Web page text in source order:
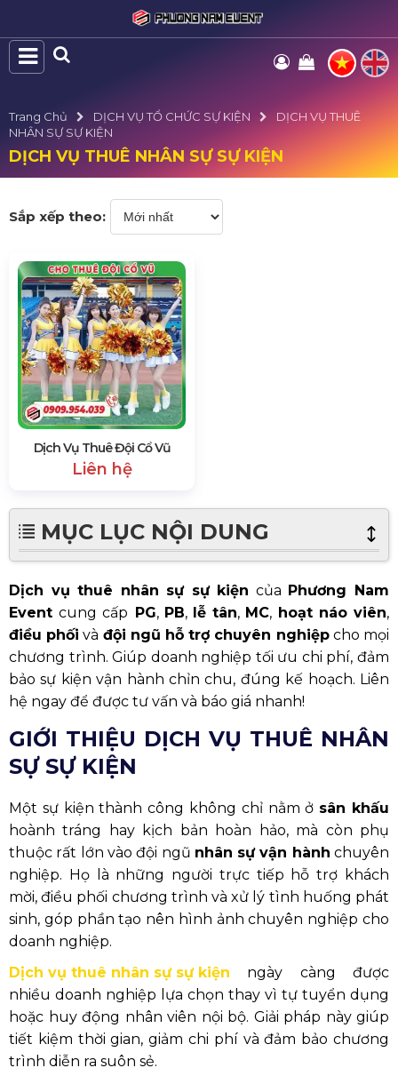
Trang Chủ DỊCH VỤ TỔ CHỨC SỰ KIỆN
DỊCH VỤ THUÊ
NHÂN SỰ SỰ KIỆN
DỊCH VỤ THUÊ NHÂN SỰ SỰ KIỆN
Sắp xếp theo:
Dịch Vụ Thuê Đội Cổ Vũ
Liên hệ
MỤC LỤC NỘI DUNG
Dịch vụ thuê nhân sự sự kiện của Phương Nam
Eventcung cấp PG, PB, lễ tân, MC, hoạt náo viên,
điều phối và đội ngũ hỗ trợ chuyên nghiệpcho mọi
chương trình. Giúp doanh nghiệp tối ưu chi phí, đảm
bảo sự kiện vận hành chỉn chu, đúng kế hoạch. Liên
hệ ngay để được tư vấn và báo giá nhanh!
GIỚI THIỆU DỊCH VỤ THUÊ NHÂN
SỰ SỰ KIỆN
Một sự kiện thành công không chỉ nằm ở sân khấu
hoành tráng hay kịch bản hoàn hảo, mà còn phụ
thuộc rất lớn vào đội ngũ nhân sự vận hành chuyên
nghiệp. Họ là những người trực tiếp hỗ trợ khách
mời, điều phối chương trình và xử lý tình huống phát
sinh, góp phần tạo nên hình ảnh chuyên nghiệp cho
doanh nghiệp.
Dịch vụ thuê nhân sự sự kiện ngày càng được
nhiều doanh nghiệp lựa chọn thay vì tự tuyển dụng
hoặc huy động nhân viên nội bộ. Giải pháp này giúp
tiết kiệm thời gian, giảm chi phí và đảm bảo chương
trình diễn ra suôn sẻ.